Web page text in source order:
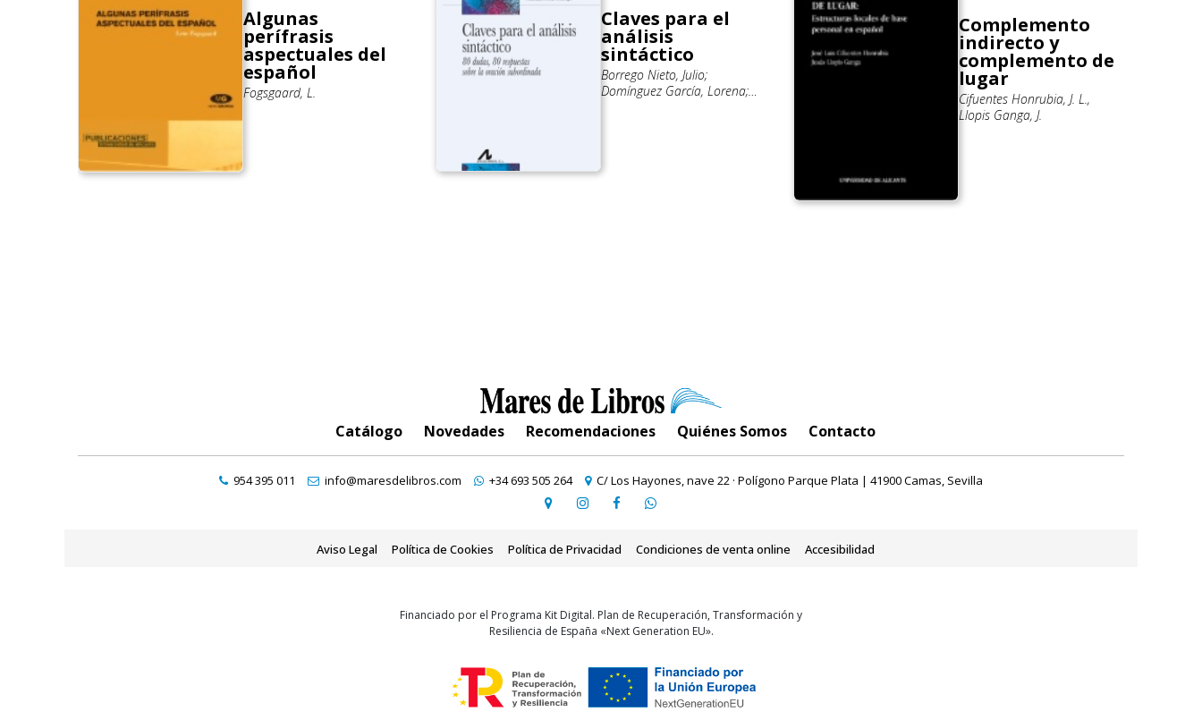
Algunas
perífrasis
aspectuales del
español
Fogsgaard, L.
Claves para el
análisis
sintáctico
Borrego Nieto, Julio;
Domínguez García, Lorena;
Complemento
indirecto y
complemento de
lugar
Cifuentes Honrubia, J. L.,
Llopis Ganga, J.
Catálogo Novedades Recomendaciones Quiénes Somos Contacto
954 395 011 info@maresdelibros.com +34 693 505 264 C/ Los Hayones, nave 22 · Polígono Parque Plata | 41900 Camas, Sevilla
Aviso Legal Política de Cookies Política de Privacidad Condiciones de venta online Accesibilidad
Financiado por el Programa Kit Digital. Plan de Recuperación, Transformación y
Resiliencia de España «Next Generation EU».